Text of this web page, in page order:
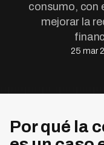
consumo, con
mejorar la
25 mar
Por qué la